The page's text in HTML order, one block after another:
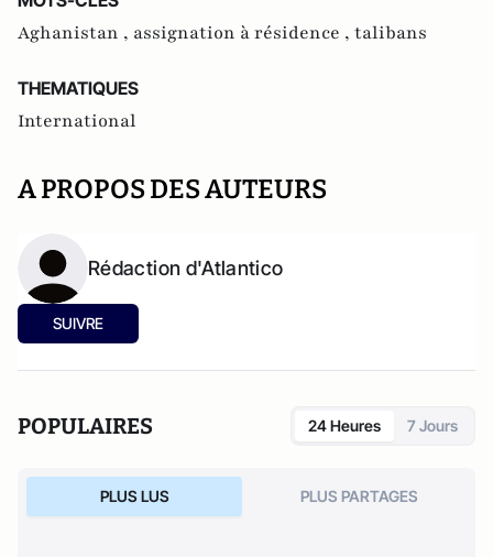
Aghanistan , assignation à résidence , talibans
THEMATIQUES
International
A PROPOS DES AUTEURS
Rédaction d'Atlantico
SUIVRE
POPULAIRES 24 Heures 7 Jours
PLUS LUS PLUS PARTAGES